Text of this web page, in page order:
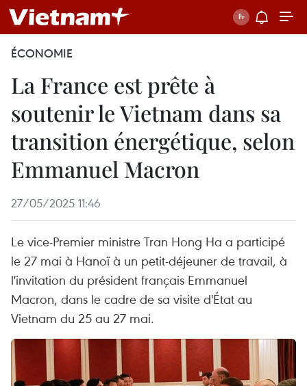
ÉCONOMIE
La France est prête à
soutenir le Vietnam dans sa
transition énergétique, selon
Emmanuel Macron
27/05/2025 11:46
Le vice-Premier ministre Tran Hong Ha a participé
le 27 mai à Hanoï à un petit-déjeuner de travail, à
l'invitation du président français Emmanuel
Macron, dans le cadre de sa visite d'État au
Vietnam du 25 au 27 mai.